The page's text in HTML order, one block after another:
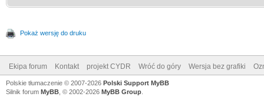
Pokaż wersję do druku
Ekipa forum Kontakt projekt CYDR Wróć do góry Wersja bez grafiki
Polskie tłumaczenie © 2007-2026 Polski Support MyBB
Silnik forum MyBB , © 2002-2026 MyBB Group